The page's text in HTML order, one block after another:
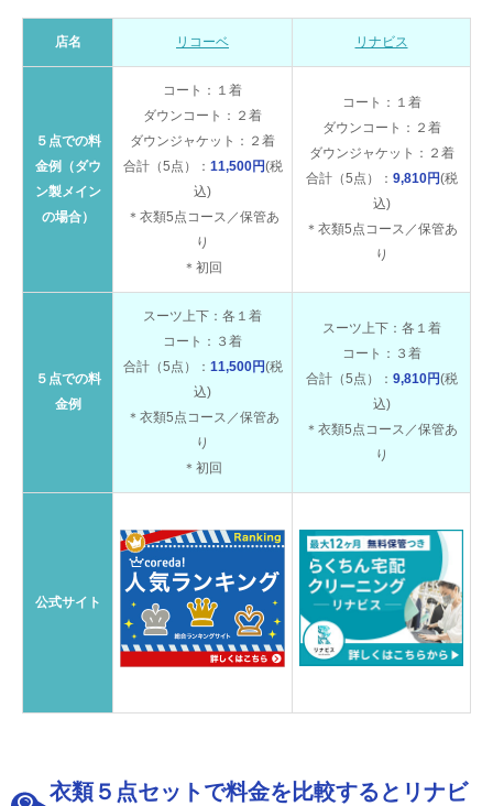
店名 リコーベ リナビス
５点での料
金例（ダウ
ン製メイン
の場合）
コート：１着
ダウンコート：２着
ダウンジャケット：２着
合計（5点）： 11,500円(税
込)
＊衣類5点コース／保管あ
り
＊初回
コート：１着
ダウンコート：２着
ダウンジャケット：２着
合計（5点）： 9,810円(税
込)
＊衣類5点コース／保管あ
り
５点での料
金例
スーツ上下：各１着
コート：３着
合計（5点）： 11,500円(税
込)
＊衣類5点コース／保管あ
り
＊初回
スーツ上下：各１着
コート：３着
合計（5点）： 9,810円(税
込)
＊衣類5点コース／保管あ
り
公式サイト
衣類５点セットで料金を比較するとリナビ